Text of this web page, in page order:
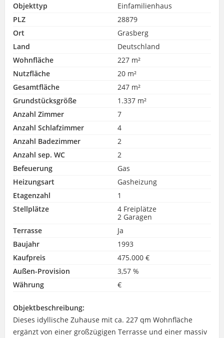
Objekttyp
Einfamilienhaus
PLZ
28879
Ort
Grasberg
Land
Deutschland
Wohnfläche
227 m²
Nutzfläche
20 m²
Gesamtfläche
247 m²
Grundstücksgröße
1.337 m²
Anzahl Zimmer
7
Anzahl Schlafzimmer
4
Anzahl Badezimmer
2
Anzahl sep. WC
2
Befeuerung
Gas
Heizungsart
Gasheizung
Etagenzahl
1
Stellplätze
4 Freiplätze
2 Garagen
Terrasse
Ja
Baujahr
1993
Kaufpreis
475.000 €
Außen-Provision
3,57 %
Währung
€
Objektbeschreibung:
Dieses idyllische Zuhause mit ca. 227 qm Wohnfläche
ergänzt von einer großzügigen Terrasse und einer massiv